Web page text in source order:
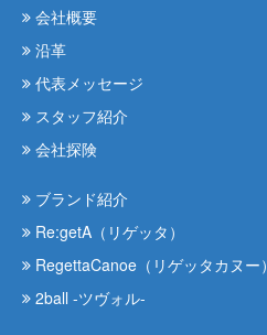
会社概要
沿革
代表メッセージ
スタッフ紹介
会社探険
ブランド紹介
Re:getA（リゲッタ）
RegettaCanoe（リゲッタカヌー）
2ball -ツヴォル-